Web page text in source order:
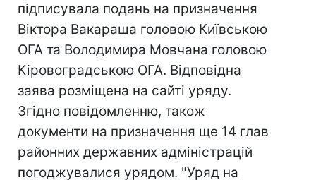
підписувала подань на призначення
Віктора Вакараша головою Київською
ОГА та Володимира Мовчана головою
Кіровоградською ОГА. Відповідна
заява розміщена на сайті уряду.
Згідно повідомленню, також
документи на призначення ще 14 глав
районних державних адміністрацій
погоджувалися урядом. "Уряд на